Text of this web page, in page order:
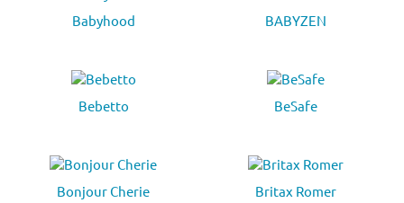
Babyhood BABYZEN
Bebetto BeSafe
Bonjour Cherie Britax Romer